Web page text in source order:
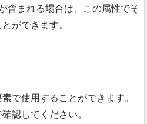
含まれる場合は、この属性でそ
ができます。
で使用することができます。
確認してください。